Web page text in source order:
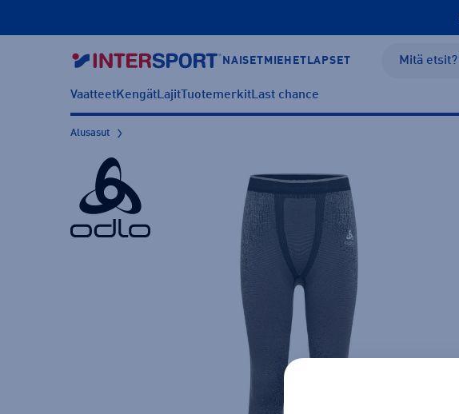
NAISET MIEHET LAPSET
VaatteetKengätLajitTuotemerkitLast chance
Alusasut